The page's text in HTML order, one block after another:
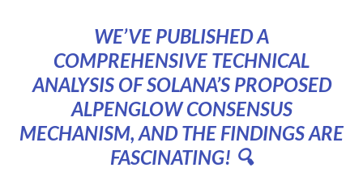
WE’VE PUBLISHED A
COMPREHENSIVE TECHNICAL
ANALYSIS OF SOLANA’S PROPOSED
ALPENGLOW CONSENSUS
MECHANISM, AND THE FINDINGS ARE
FASCINATING! 🔍